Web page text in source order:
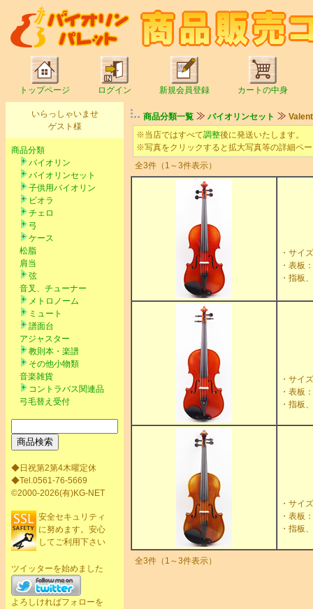
トップページ ログイン 新規会員登録 カートの中身
いらっしゃいませ
ゲスト様
商品分類
バイオリン
バイオリンセット
子供用バイオリン
ビオラ
チェロ
弓
ケース
松脂
肩当
弦
音叉、チューナー
メトロノーム
ミュート
譜面台
アジャスター
教則本・楽譜
その他小物類
音楽雑貨
コントラバス関連品
弓毛替え受付
◆日祝第2第4木曜定休
◆Tel.0561-76-5669
©2000-2026(有)KG-NET
安全セキュリティ
に努めます。安心
してご利用下さい
ツイッターを始めました
よろしければフォローを
商品分類一覧 バイオリンセット
※当店ではすべて調整後に発送いたします。
※写真をクリックすると拡大写真等の詳細ペ
全3件（1～3件表示）
・サイ
・表板
・指板
・サイ
・表板
・指板
・サイ
・表板
・指板
全3件（1～3件表示）